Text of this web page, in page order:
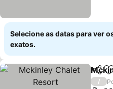
Selecione as datas para ver
exatos.
/